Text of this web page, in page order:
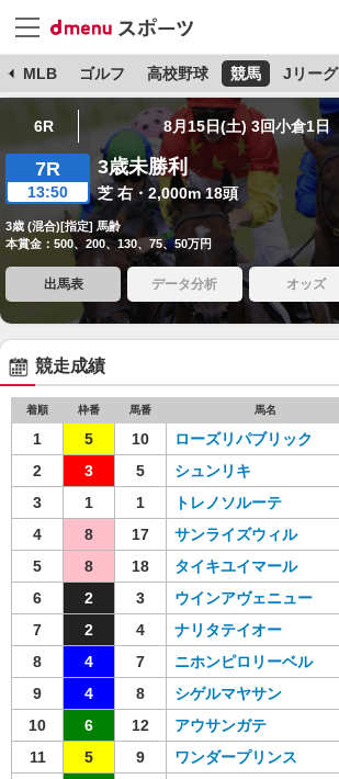
MLB ゴルフ 高校野球 競馬 Jリーグ
6R 8月15日(土) 3回小倉1日
7R
13:50
3歳未勝利
芝 右・2,000m 18頭
3歳 (混合)[指定] 馬齢
本賞金：500、200、130、75、50万円
出馬表 データ分析 オッズ
競走成績
着順 枠番 馬番 馬名
1 5 10 ローズリパブリック
2
3 5 シュンリキ
3
1 1 トレノソルーテ
4
8 17 サンライズウィル
5
8 18 タイキユイマール
6
2 3 ウインアヴェニュー
7
2 4 ナリタテイオー
8
4 7 ニホンピロリーベル
9
4 8 シゲルマヤサン
10
6 12 アウサンガテ
11
5 9 ワンダープリンス